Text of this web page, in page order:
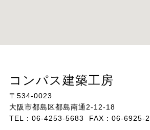
コンパス建築工房
〒534-0023
大阪市都島区都島南通2-12-18
TEL：06-4253-5683 FAX：06-6925-